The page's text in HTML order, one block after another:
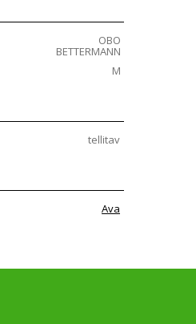
OBO
BETTERMANN
M
tellitav
Ava